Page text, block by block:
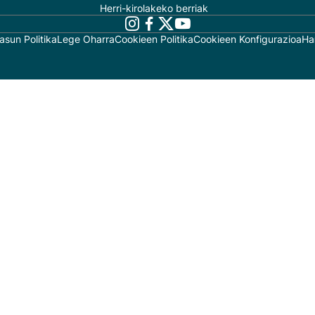
Herri-kirolakeko berriak
PolitikaLege OharraCookieen PolitikaCookieen Konfigurazioa